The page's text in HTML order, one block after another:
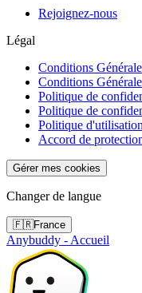
Rejoignez-nous
Légal
Conditions
Conditions
Politique de
Politique de
Politique
Accord de
Gérer mes cookies
Changer de langue
🇫🇷France
Anybuddy - Accueil